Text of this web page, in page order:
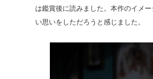
は鑑賞後に読みました。本作のイメ
い思いをしただろうと感じました。